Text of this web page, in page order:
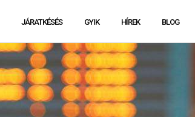
JÁRATKÉSÉS GYIK HÍREK BLOG